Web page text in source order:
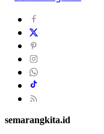
semarangkita.id